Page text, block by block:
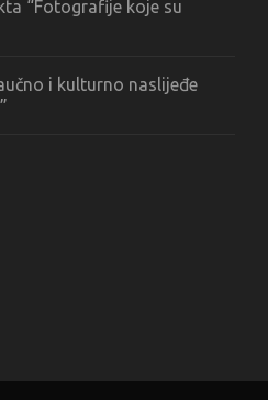
“Fotografije koje su
i kulturno naslijeđe